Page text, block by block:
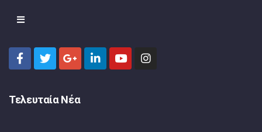
Τελευταία Νέα